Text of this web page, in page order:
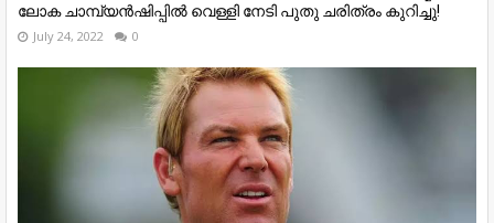
ലോക ചാമ്പ്യൻഷിപ്പിൽ വെള്ളി നേടി പുതു ചരിത്രം കുറിച്ചു!
July 24, 2022 0